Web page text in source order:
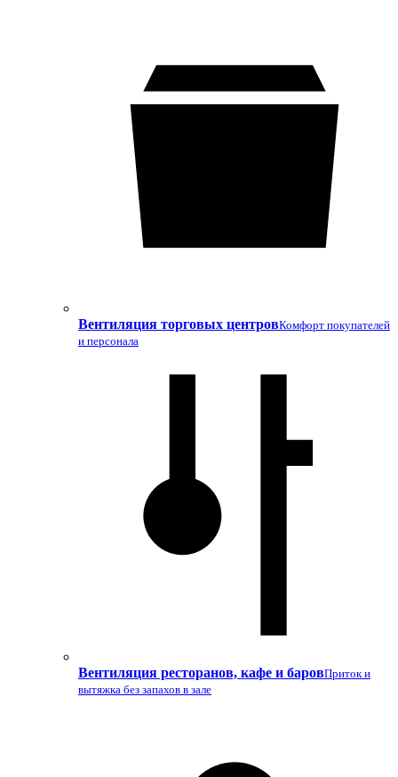
Вентиляция торговых центровКомфорт покупателей
и персонала
Вентиляция ресторанов, кафе и баровПриток и
вытяжка без запахов в зале